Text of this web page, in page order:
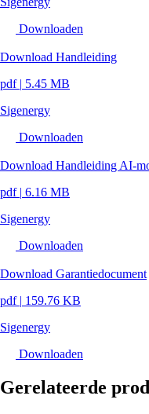
Downloaden
Download Handleiding
pdf | 5.45 MB
Sigenergy
Downloaden
Download Handleiding AI-
pdf | 6.16 MB
Sigenergy
Downloaden
Download Garantiedocument
pdf | 159.76 KB
Sigenergy
Downloaden
Gerelateerde